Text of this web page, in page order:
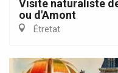
Visite naturaliste
ou d'Amont
Étretat